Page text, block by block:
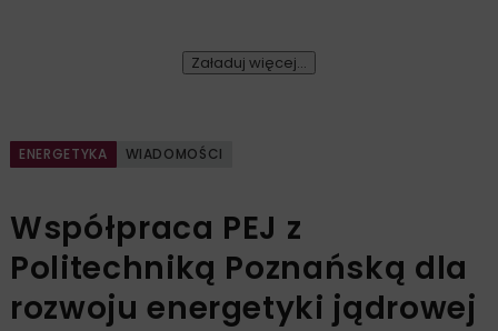
Załaduj więcej...
ENERGETYKA WIADOMOŚCI
Współpraca PEJ z
Politechniką Poznańską dla
rozwoju energetyki jądrowej